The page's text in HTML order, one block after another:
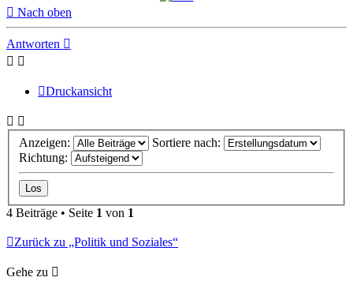
Nach oben
Antworten
Druckansicht
Anzeigen:
Sortiere nach:
Richtung:
4 Beiträge • Seite 1 von 1
Zurück zu „Politik und Soziales“
Gehe zu